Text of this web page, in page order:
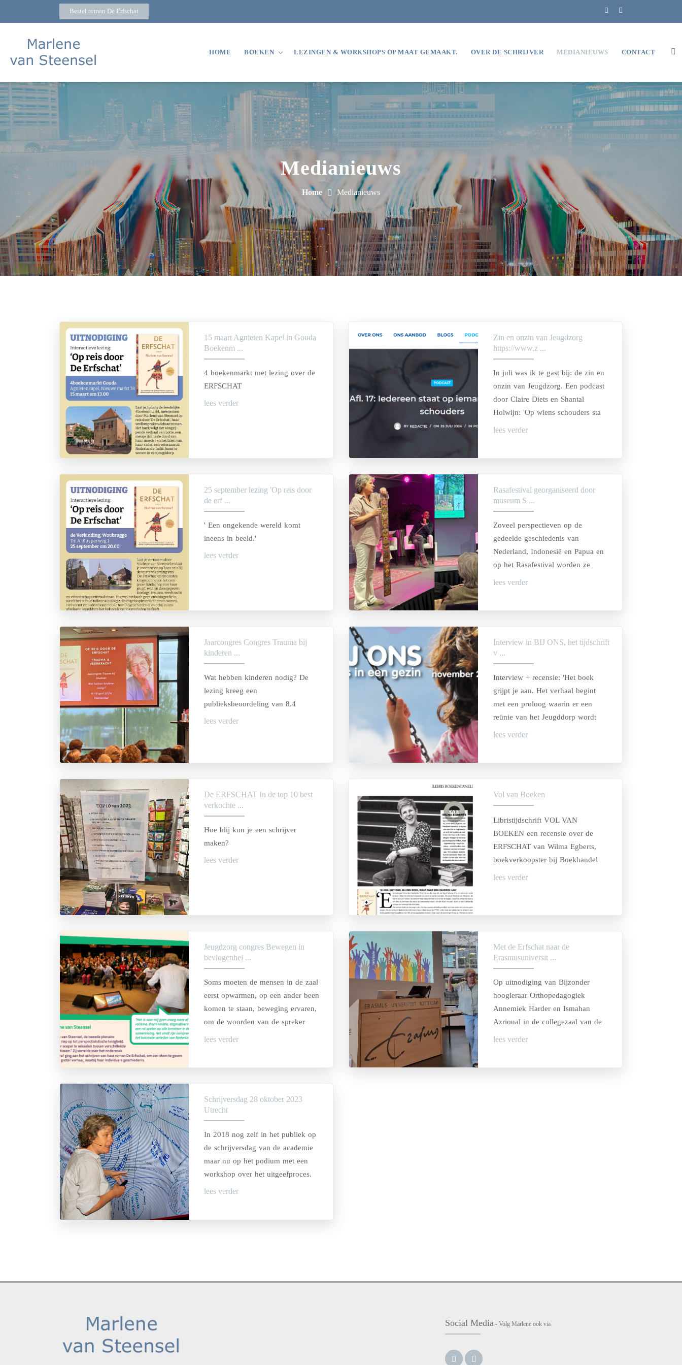
Bestel roman De Erfschat
HOME BOEKEN LEZINGEN & WORKSHOPS OP MAAT GEMAAKT. OVER DE SCHRIJVER MEDIANIEUWS CONTACT
Medianieuws
Home Medianieuws
15 maart Agnieten Kapel in Gouda
Boekenm ...
4 boekenmarkt met lezing over de
ERFSCHAT
lees verder
Zin en onzin van Jeugdzorg
https://www.z ...
In juli was ik te gast bij: de zin en
onzin van Jeugdzorg. Een podcast
door Claire Diets en Shantal
Holwijn: 'Op wiens schouders sta
jij?!
lees verder
25 september lezing 'Op reis door
de erf ...
' Een ongekende wereld komt
ineens in beeld.'
lees verder
Rasafestival georganiseerd door
museum S ...
Zoveel perspectieven op de
gedeelde geschiedenis van
Nederland, Indonesië en Papua en
op het Rasafestival worden ze
getoond in alle geuren, kleuren,
lees verder
Jaarcongres Congres Trauma bij
kinderen ...
Wat hebben kinderen nodig? De
lezing kreeg een
publieksbeoordeling van 8.4
lees verder
Interview in BIJ ONS, het tijdschrift
v ...
Interview + recensie: 'Het boek
grijpt je aan. Het verhaal begint
met een proloog waarin er een
reünie van het Jeugddorp wordt
beschreven. In de proloog komen
met het verhaal.'
lees verder
De ERFSCHAT In de top 10 best
verkochte ...
Hoe blij kun je een schrijver
maken?
lees verder
Vol van Boeken
Libristijdschrift VOL VAN
BOEKEN een recensie over de
ERFSCHAT van Wilma Egberts,
boekverkoopster bij Boekhandel
Haasbeek.
lees verder
Jeugdzorg congres Bewegen in
bevlogenhei ...
Soms moeten de mensen in de zaal
eerst opwarmen, op een ander been
komen te staan, beweging ervaren,
om de woorden van de spreker
vanuit een nieuw perspectief te
lees verder
Met de Erfschat naar de
Erasmusuniversit ...
Op uitnodiging van Bijzonder
hoogleraar Orthopedagogiek
Annemiek Harder en Ismahan
Azrioual in de collegezaal van de
Erasmusuniversiteit
lees verder
Schrijversdag 28 oktober 2023
Utrecht
In 2018 nog zelf in het publiek op
de schrijversdag van de academie
maar nu op het podium met een
workshop over het uitgeefproces.
lees verder
Social Media - Volg Marlene ook via